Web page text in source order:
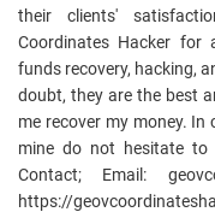
their clients'
Coordinates Hacker for
funds recovery, hacking,
doubt, they are the best
me recover my money.
mine do not hesitate to
Contact; Email:
https://